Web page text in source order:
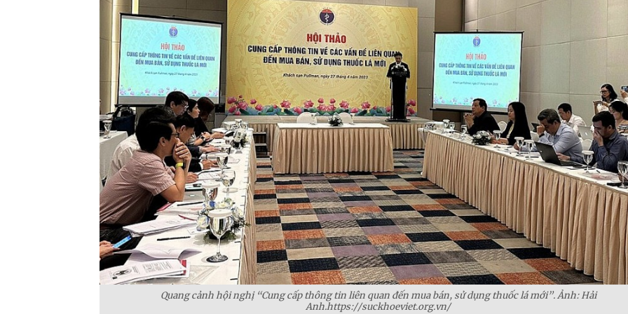
Quang cảnh hội nghị “Cung cấp thông tin liên quan đến mua bán, sử dụng thuốc lá mới”. Ảnh: Hải
Anh.https://suckhoeviet.org.vn/